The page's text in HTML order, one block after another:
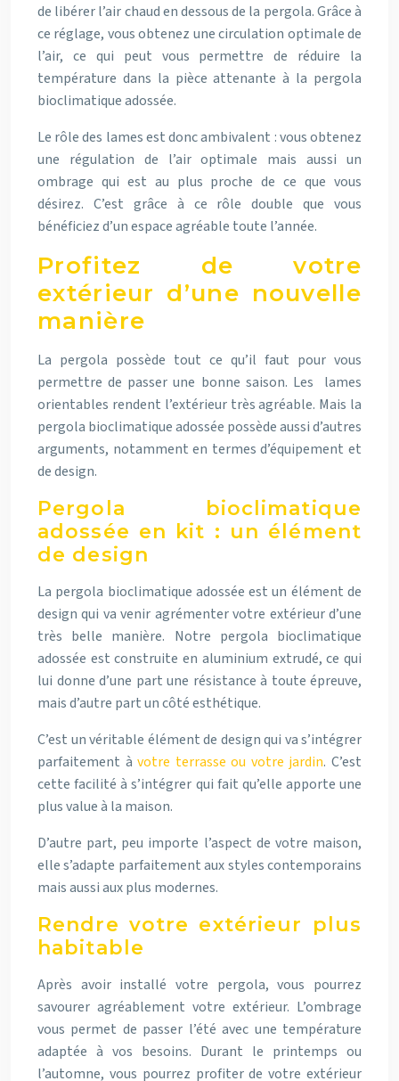
de libérer l’air chaud en dessous de la pergola. Grâce à
ce réglage, vous obtenez une circulation optimale de
l’air, ce qui peut vous permettre de réduire la
température dans la pièce attenante à la pergola
bioclimatique adossée.
Le rôle des lames est donc ambivalent : vous obtenez
une régulation de l’air optimale mais aussi un
ombrage qui est au plus proche de ce que vous
désirez. C’est grâce à ce rôle double que vous
bénéficiez d’un espace agréable toute l’année.
Profitez de votre
extérieur d’une nouvelle
manière
La pergola possède tout ce qu’il faut pour vous
permettre de passer une bonne saison. Les lames
orientables rendent l’extérieur très agréable. Mais la
pergola bioclimatique adossée possède aussi d’autres
arguments, notamment en termes d’équipement et
de design.
Pergola bioclimatique
adossée en kit : un élément
de design
La pergola bioclimatique adossée est un élément de
design qui va venir agrémenter votre extérieur d’une
très belle manière. Notre pergola bioclimatique
adossée est construite en aluminium extrudé, ce qui
lui donne d’une part une résistance à toute épreuve,
mais d’autre part un côté esthétique.
C’est un véritable élément de design qui va s’intégrer
parfaitement àvotre terrasse ou votre jardin. C’est
cette facilité à s’intégrer qui fait qu’elle apporte une
plus value à la maison.
D’autre part, peu importe l’aspect de votre maison,
elle s’adapte parfaitement aux styles contemporains
mais aussi aux plus modernes.
Rendre votre extérieur plus
habitable
Après avoir installé votre pergola, vous pourrez
savourer agréablement votre extérieur. L’ombrage
vous permet de passer l’été avec une température
adaptée à vos besoins. Durant le printemps ou
l’automne, vous pourrez profiter de votre extérieur